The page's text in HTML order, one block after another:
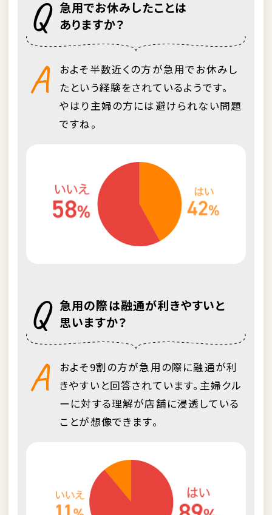
Q
急用でお休みしたことは
ありますか？
A
およそ半数近くの方が急用でお休みし
たという経験をされているようです。
やはり主婦の方には避けられない問題
ですね。
Q
急用の際は融通が利きやすいと
思いますか？
A
およそ9割の方が急用の際に融通が利
きやすいと回答されています。主婦クル
ーに対する理解が店舗に浸透している
ことが想像できます。